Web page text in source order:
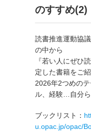
のすすめ(2)
読書推進運動協
の中から
『若い人にぜひ
定した書籍をご紹
2026年2つめの
ル、経験…自分ら
ブックリスト：
u.opac.jp/opac/